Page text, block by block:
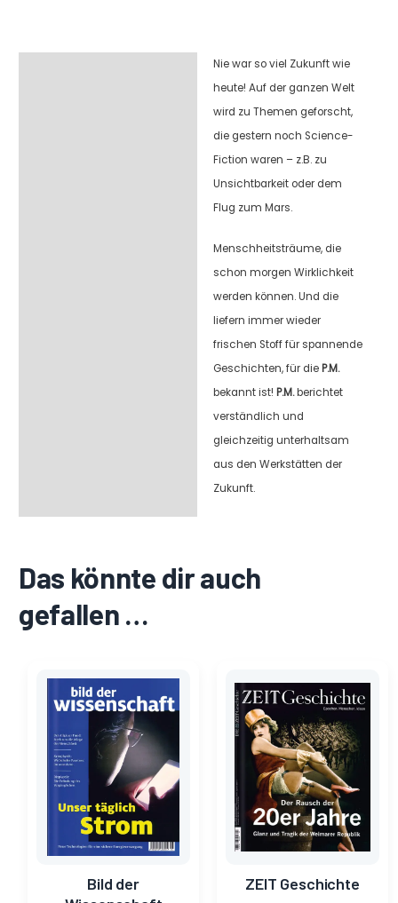
Nie war so viel Zukunft wie
heute! Auf der ganzen Welt
wird zu Themen geforscht,
die gestern noch Science-
Fiction waren – z.B. zu
Unsichtbarkeit oder dem
Flug zum Mars.
Menschheitsträume, die
schon morgen Wirklichkeit
werden können. Und die
liefern immer wieder
frischen Stoff für spannende
Geschichten, für die P.M.
bekannt ist! P.M.berichtet
verständlich und
gleichzeitig unterhaltsam
aus den Werkstätten der
Zukunft.
Das könnte dir auch
gefallen …
Bild der
Preis
war:
8,20 €
Preis
ist:
1,40 €.
ZEIT Geschichte
Preis
war:
9,95 €
Preis
ist:
0,85 €.